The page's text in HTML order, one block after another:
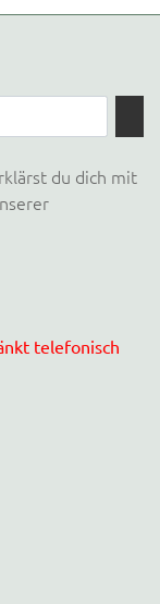
du dich mit
telefonisch